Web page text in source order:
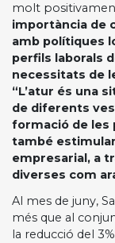
molt
importància de
amb polítiques
perfils laborals
necessitats de
“L’atur és una
de diferents
formació de les
també
empresarial, a
diverses com
Al mes de juny,
més que al
la reducció del